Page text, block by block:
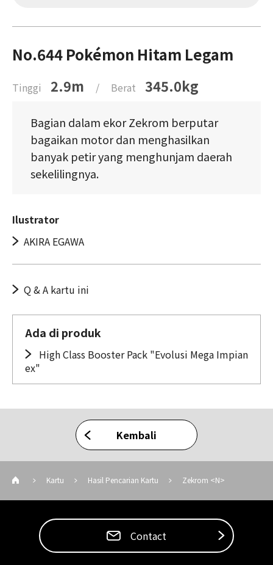
No.644 Pokémon Hitam Legam
Tinggi 2.9m / Berat 345.0kg
Bagian dalam ekor Zekrom berputar
bagaikan motor dan menghasilkan
banyak petir yang menghunjam daerah
sekelilingnya.
Ilustrator
AKIRA EGAWA
Q & A kartu ini
Ada di produk
High Class Booster Pack "Evolusi Mega Impian
ex"
Kembali
Kartu Hasil Pencarian Kartu Zekrom <N>
Contact